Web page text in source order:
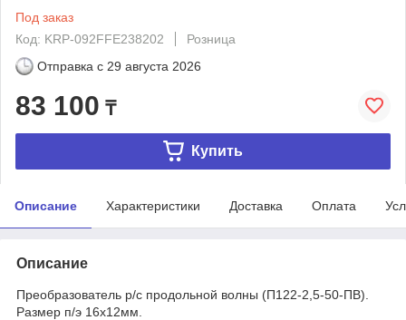
Под заказ
Код: KRP-092FFE238202
Розница
Отправка с 29 августа 2026
83 100 ₸
Купить
Описание Характеристики Доставка Оплата
Описание
Преобразователь р/с продольной волны (П122-2,5-50-ПВ).
Размер п/э 16х12мм.